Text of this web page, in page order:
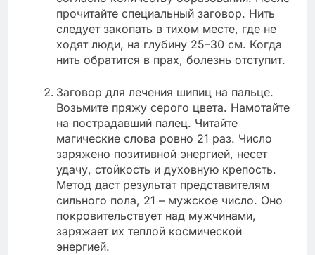
прочитайте специальный заговор. Нить
следует закопать в тихом месте, где не
ходят люди, на глубину 25–30 см. Когда
нить обратится в прах, болезнь отступит.
Заговор для лечения шипиц на пальце.
Возьмите пряжу серого цвета. Намотайте
на пострадавший палец. Читайте
магические слова ровно 21 раз. Число
заряжено позитивной энергией, несет
удачу, стойкость и духовную крепость.
Метод даст результат представителям
сильного пола, 21 – мужское число. Оно
покровительствует над мужчинами,
заряжает их теплой космической
энергией.